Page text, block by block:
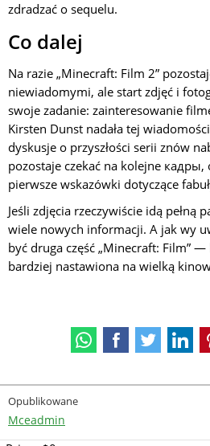
zdradzać o sequelu.
Co dalej
Na razie „Minecraft: Film 2”
niewiadomymi, ale start zdjęć i
swoje zadanie: zainteresowanie
Kirsten Dunst nadała tej
dyskusje o przyszłości serii znów
pozostaje czekać na kolejne кадры,
pierwsze wskazówki dotyczące
Jeśli zdjęcia rzeczywiście idą pełną
wiele nowych informacji. A jak wy
być druga część „Minecraft: Film”
bardziej nastawiona na wielką
Opublikowane
Mceadmin